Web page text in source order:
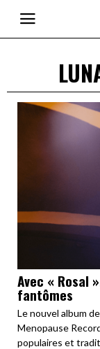
Avec « Rosal
fantômes
Le nouvel album
Menopause
populaires et